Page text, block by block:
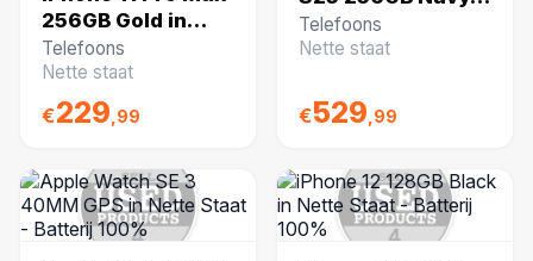
256GB Gold in
Nette Staat -
Batterij 100%
Telefoons
Nette staat
€229 ,99
in Nette Staat
Telefoons
Nette staat
€529 ,99